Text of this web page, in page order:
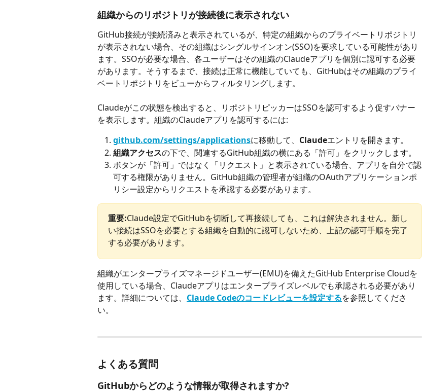
組織からのリポジトリが接続後に表示されない
GitHub接続が接続済みと表示されているが、特定の組織からのプライベートリポジトリ
が表示されない場合、その組織はシングルサインオン(SSO)を要求している可能性があり
ます。SSOが必要な場合、各ユーザーはその組織のClaudeアプリを個別に認可する必要
があります。そうするまで、接続は正常に機能していても、GitHubはその組織のプライ
ベートリポジトリをビューからフィルタリングします。
Claudeがこの状態を検出すると、リポジトリピッカーはSSOを認可するよう促すバナー
を表示します。組織のClaudeアプリを認可するには:
github.com/settings/applicationsに移動して、 Claudeエントリを開きます。
組織アクセスの下で、関連するGitHub組織の横にある「許可」をクリックします。
ボタンが「許可」ではなく「リクエスト」と表示されている場合、アプリを自分で認
可する権限がありません。GitHub組織の管理者が組織のOAuthアプリケーションポ
リシー設定からリクエストを承認する必要があります。
重要:Claude設定でGitHubを切断して再接続しても、これは解決されません。新し
い接続はSSOを必要とする組織を自動的に認可しないため、上記の認可手順を完了
する必要があります。
組織がエンタープライズマネージドユーザー(EMU)を備えたGitHub Enterprise Cloudを
使用している場合、Claudeアプリはエンタープライズレベルでも承認される必要があり
ます。詳細については、 Claude Codeのコードレビューを設定するを参照してくださ
い。
よくある質問
GitHubからどのような情報が取得されますか?